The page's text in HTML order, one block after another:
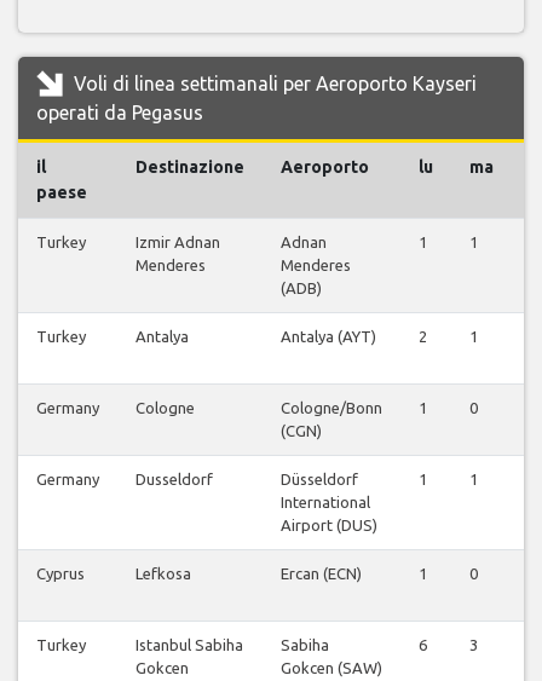
Voli di linea settimanali per Aeroporto Kayseri
operati da Pegasus
il
paese
Destinazione Aeroporto lu ma
Turkey
Izmir Adnan
Menderes
Adnan
Menderes
(ADB)
1 1
Turkey Antalya Antalya (AYT) 2 1
Germany Cologne
Cologne/Bonn
(CGN)
1 0
Germany Dusseldorf
Düsseldorf
International
Airport (DUS)
1 1
Cyprus Lefkosa Ercan (ECN) 1 0
Turkey
Istanbul Sabiha
Gokcen
Sabiha
Gokcen (SAW)
6 3